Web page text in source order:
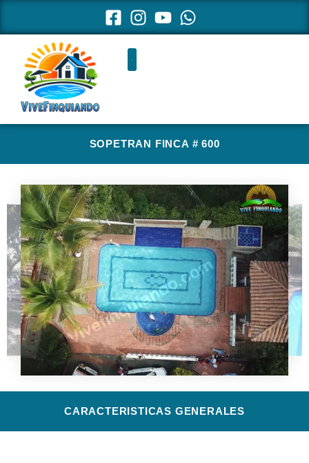
SOPETRAN FINCA # 600
CARACTERISTICAS GENERALES​